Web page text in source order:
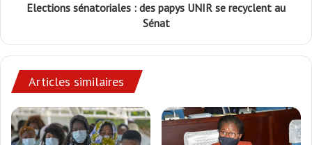
Elections sénatoriales : des papys UNIR se recyclent au
Sénat
Articles similaires